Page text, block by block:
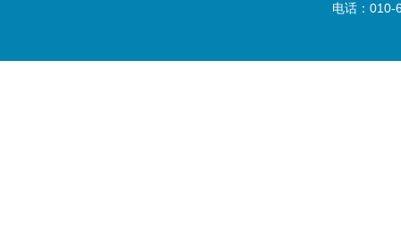
电话：